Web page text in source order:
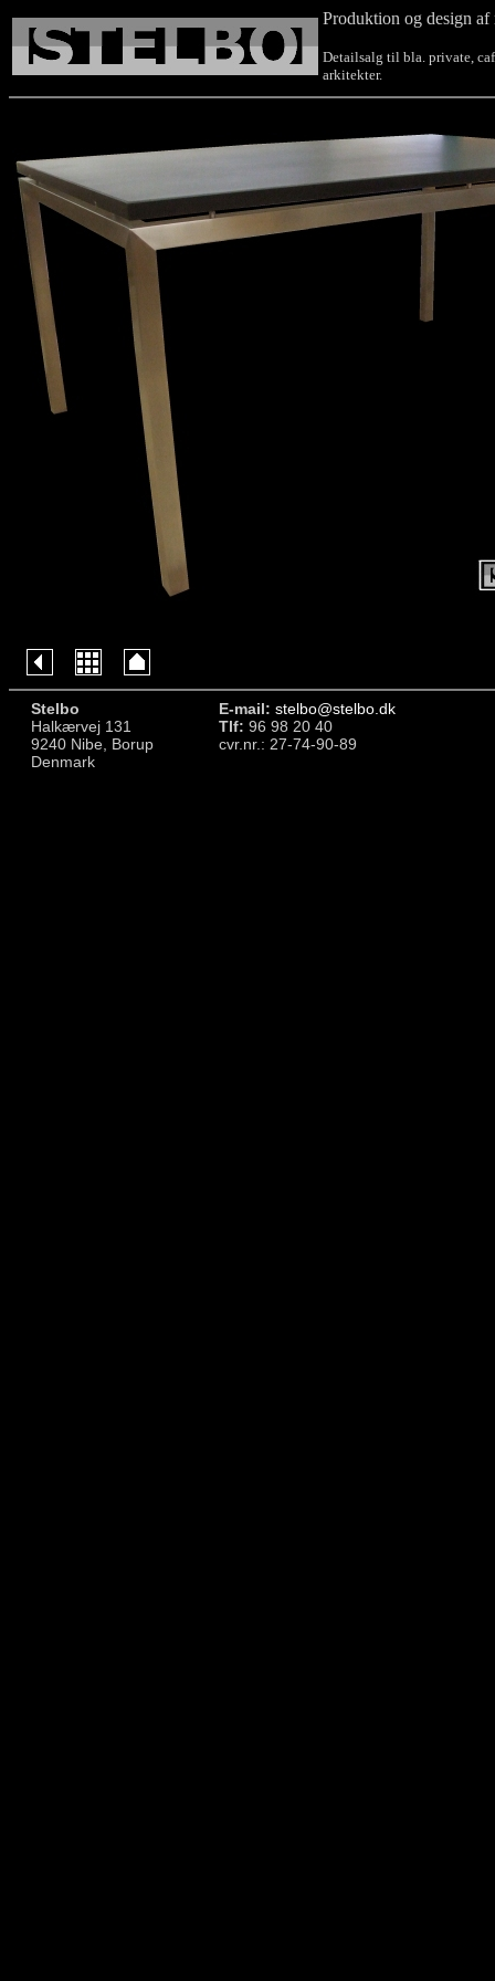
Produktion og design af
Detailsalg til bla. private,
arkitekter.
Stelbo
Halkærvej 131
9240 Nibe, Borup
Denmark
E-mail: stelbo@stelbo.dk
Tlf: 96 98 20 40
cvr.nr.: 27-74-90-89